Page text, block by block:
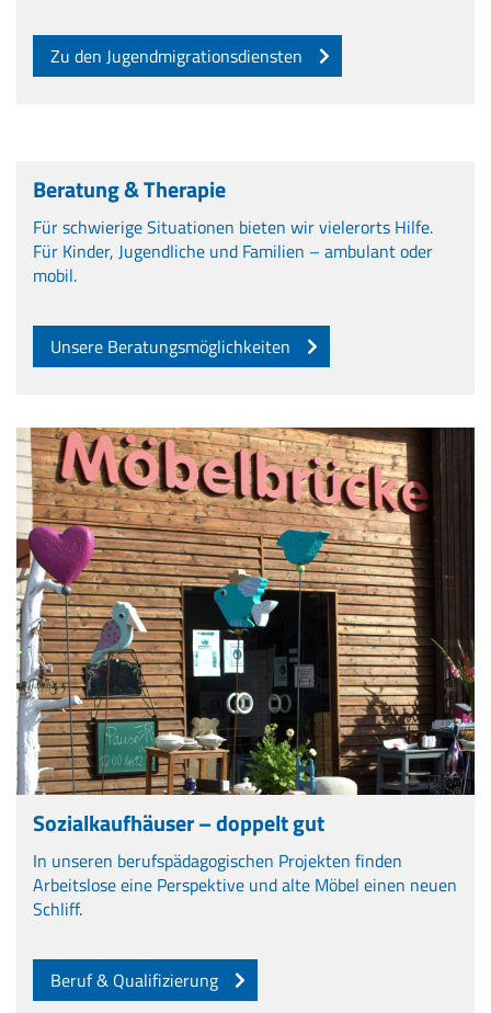
Zu den Jugendmigrationsdiensten
Beratung & Therapie
Für schwierige Situationen bieten wir vielerorts Hilfe.
Für Kinder, Jugendliche und Familien – ambulant oder
mobil.
Unsere Beratungsmöglichkeiten
Sozialkaufhäuser – doppelt gut
In unseren berufspädagogischen Projekten finden
Arbeitslose eine Perspektive und alte Möbel einen neuen
Schliff.
Beruf & Qualifizierung